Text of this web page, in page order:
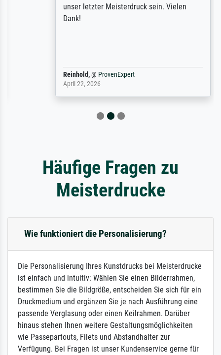
unser letzter Meisterdruck sein. Vielen
Reinhold,@ProvenExpert
April 22, 2026
Häufige Fragen zu
Meisterdrucke
Wie funktioniert die Personalisierung?
Die Personalisierung Ihres Kunstdrucks bei Meisterdrucke
ist einfach und intuitiv: Wählen Sie einen Bilderrahmen,
bestimmen Sie die Bildgröße, entscheiden Sie sich für ein
Druckmedium und ergänzen Sie je nach Ausführung eine
passende Verglasung oder einen Keilrahmen. Darüber
hinaus stehen Ihnen weitere Gestaltungsmöglichkeiten
wie Passepartouts, Filets und Abstandhalter zur
Verfügung. Bei Fragen ist unser Kundenservice gerne für